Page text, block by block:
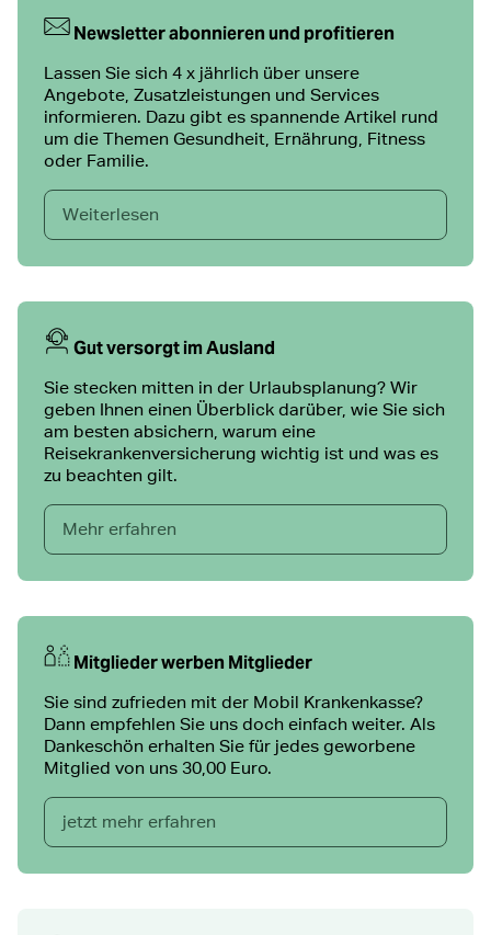
Newsletter abonnieren und profitieren
Lassen Sie sich 4 x jährlich über unsere
Angebote, Zusatzleistungen und Services
informieren. Dazu gibt es spannende Artikel rund
um die Themen Gesundheit, Ernährung, Fitness
oder Familie.
Weiterlesen
Gut versorgt im Ausland
Sie stecken mitten in der Urlaubsplanung? Wir
geben Ihnen einen Überblick darüber, wie Sie sich
am besten absichern, warum eine
Reisekrankenversicherung wichtig ist und was es
zu beachten gilt.
Mehr erfahren
Mitglieder werben Mitglieder
Sie sind zufrieden mit der Mobil Krankenkasse?
Dann empfehlen Sie uns doch einfach weiter. Als
Dankeschön erhalten Sie für jedes geworbene
Mitglied von uns 30,00 Euro.
jetzt mehr erfahren